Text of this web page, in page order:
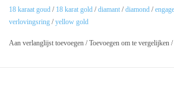
18 karaat goud / 18 karat gold /diamant /diamond /
verlovingsring /yellow gold
Aan verlanglijst toevoegen /Toevoegen om te vergelijken /